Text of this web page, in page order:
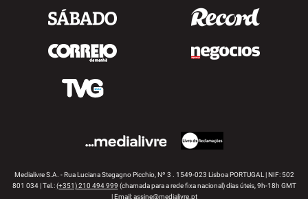
Medialivre S.A. - Rua Luciana Stegagno Picchio, Nº 3 . 1549-023 Lisboa PORTUGAL | NIF: 502
801 034 | Tel.:(+351) 210 494 999 (chamada para a rede fixa nacional) dias úteis, 9h-18h GMT
| Email:assine@medialivre.pt